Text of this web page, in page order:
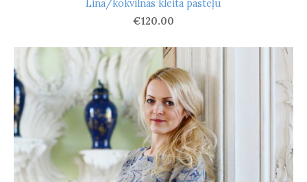
Lina/kokvilnas kleita pasteļu
€120.00